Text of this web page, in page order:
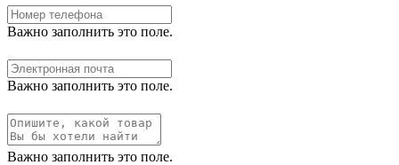
Важно заполнить это поле.
Важно заполнить это поле.
Важно заполнить это поле.